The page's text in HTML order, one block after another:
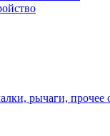
рычаги, прочее